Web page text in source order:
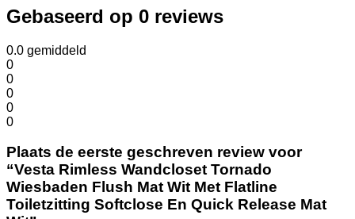
Gebaseerd op 0 reviews
0.0 gemiddeld
0
0
0
0
0
Plaats de eerste geschreven review voor
“Vesta Rimless Wandcloset Tornado
Wiesbaden Flush Mat Wit Met Flatline
Toiletzitting Softclose En Quick Release Mat